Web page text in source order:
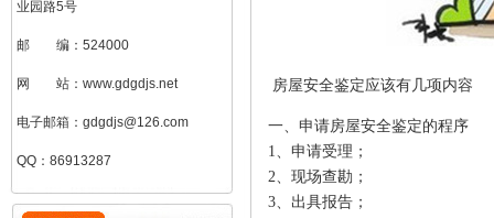
业园路5号
邮 编：524000
网 站：www.gdgdjs.net
电子邮箱：gdgdjs@126.com
QQ：86913287
房屋安全鉴定应该有几项内容
一、申请房屋安全鉴定的程序
1、申请受理；
2、现场查勘；
3、出具报告；